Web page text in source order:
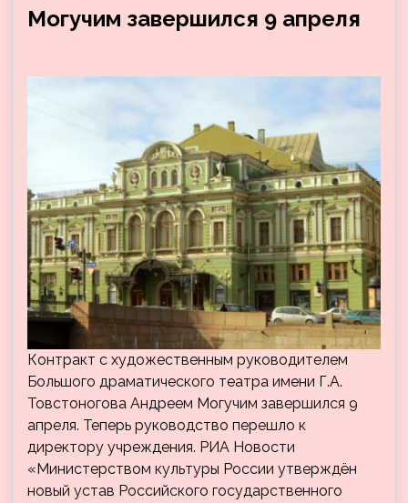
Могучим завершился 9 апреля
Контракт с художественным руководителем
Большого драматического театра имени Г.А.
Товстоногова Андреем Могучим завершился 9
апреля. Теперь руководство перешло к
директору учреждения. РИА Новости
«Министерством культуры России утверждён
новый устав Российского государственного